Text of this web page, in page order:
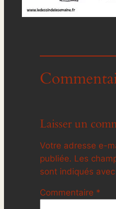
Laisser un
Votre adresse e-
publiée. Les
sont indiqués avec
Commentaire *